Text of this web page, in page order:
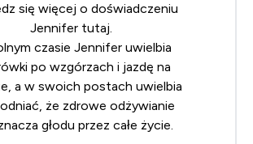
się więcej o doświadczeniu
Jennifer tutaj
czasie Jennifer uwielbia
po wzgórzach i jazdę na
a w swoich postach uwielbia
że zdrowe odżywianie
głodu przez całe życie.